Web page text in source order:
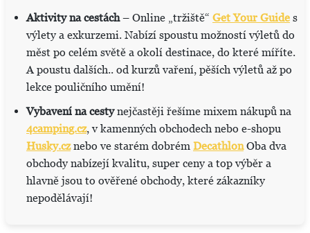
Aktivity na cestách– Online „tržiště“ Get Your Guide s
výlety a exkurzemi. Nabízí spoustu možností výletů do
měst po celém světě a okolí destinace, do které míříte.
A poustu dalších.. od kurzů vaření, pěších výletů až po
lekce pouličního umění!
Vybavení na cestynejčastěji řešíme mixem nákupů na
4camping.cz, v kamenných obchodech nebo e-shopu
Husky.cznebo ve starém dobrém DecathlonOba dva
obchody nabízejí kvalitu, super ceny a top výběr a
hlavně jsou to ověřené obchody, které zákazníky
nepodělávají!